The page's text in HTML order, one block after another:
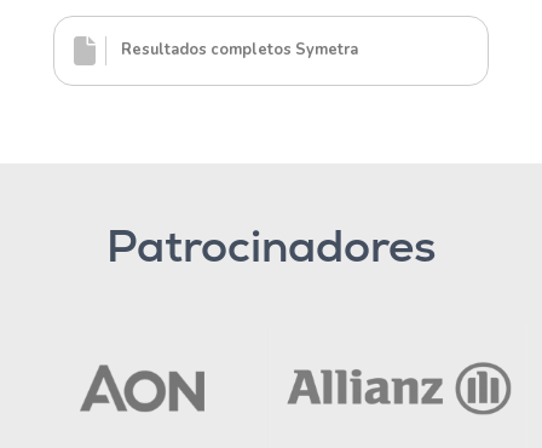
Resultados completos Symetra
Patrocinadores